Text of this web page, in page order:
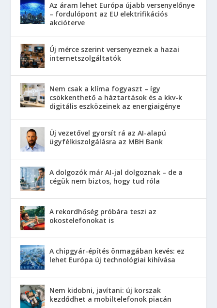
Az áram lehet Európa újabb versenyelőnye
– fordulópont az EU elektrifikációs
akcióterve
Új mérce szerint versenyeznek a hazai
internetszolgáltatók
Nem csak a klíma fogyaszt – így
csökkenthető a háztartások és a kkv-k
digitális eszközeinek az energiaigénye
Új vezetővel gyorsít rá az AI-alapú
ügyfélkiszolgálásra az MBH Bank
A dolgozók már AI-jal dolgoznak – de a
cégük nem biztos, hogy tud róla
A rekordhőség próbára teszi az
okostelefonokat is
A chipgyár-építés önmagában kevés: ez
lehet Európa új technológiai kihívása
Nem kidobni, javítani: új korszak
kezdődhet a mobiltelefonok piacán